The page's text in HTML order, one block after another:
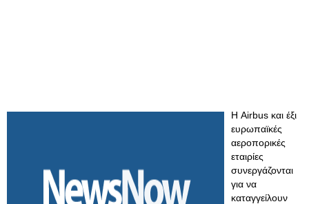
Η Airbus και έξι
ευρωπαϊκές
αεροπορικές
εταιρίες
συνεργάζονται
για να
καταγγείλουν